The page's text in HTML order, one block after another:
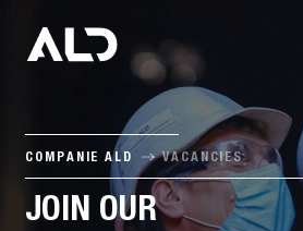
COMPANIE ALD VACANCIES
JOIN OUR